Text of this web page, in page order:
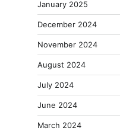
January 2025
December 2024
November 2024
August 2024
July 2024
June 2024
March 2024